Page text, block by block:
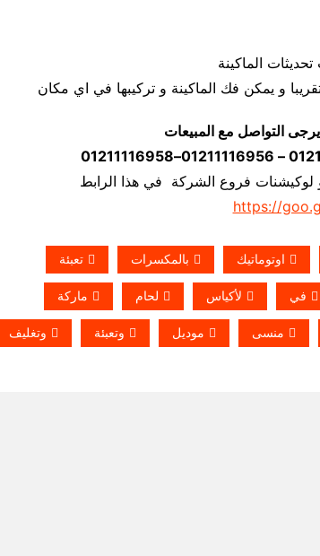
التواصل مع المبيعات
لوكيشنات فروع الشركة في هذا الرابط
https://
اوتوماتيك بالمكسرات تعبئة
في لأكياس لحام ماركة
منسى موديل وتعبئة وتغليف